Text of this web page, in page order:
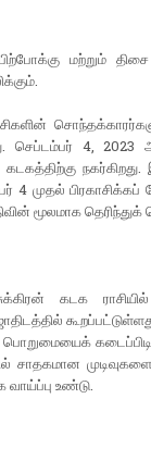
மற்றும்
செப்டம்பர் 4,
கடகத்திற்கு
4 முதல்
மூலமாக
கடக
சாதகமான
உண்டு.